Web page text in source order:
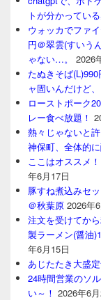
トが分かっている
ウォッカでファ
円＠翠雲(すいう
ゃない…。
2026
たぬきそば
ャ固いんだけど
ローストポーク
レー食べ放題！
熱々じゃないと
神保町、全体的に
ここはオススメ
年6月17日
豚すね煮込みセ
＠秋葉原 2026年
注文を受けてか
製ラーメン(醤油
年6月15日
あじたたき大盛
24時間営業のソ
い～！ 2026年6